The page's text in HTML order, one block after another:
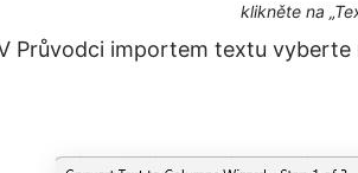
klikněte na
Průvodci importem textu vyberte